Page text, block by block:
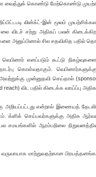
வைத்துக் கொண்டு மேற்கொண்டு
லின்க்ட்-இன் மூலம்
விடச் சற்று அதிகப் பலன்
அனுப்பினால் சில சதவிகித பதில்
எனப்படும் கூட்டு
கொள்வதாகும்.
முன்னுதவி செய்தால்
விட பதில் கிடைக்க வாய்ப்பு
அறியப்பட்டது என்றால் இணையத்
க்ளிக் செய்பவர்களுக்கு அதிக
சமயங்களில் ஆரம்பநிலை
மாற்றுவதற்கான